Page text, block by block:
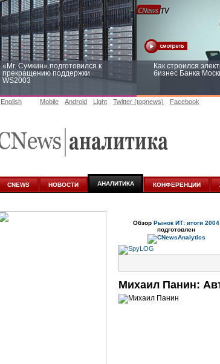
«Mr. Сумкин» подготовился к
прекращению поддержки
WS2003
Как строился
бизнес Банка
аналитике
English Mobile Android Light Twitter (topnews) Facebook
CNEWS НОВОСТИ АНАЛИТИКА КОНФЕРЕНЦИИ
Обзор Рынок ИТ: итоги 2004
подготовлен
Михаил Панин: